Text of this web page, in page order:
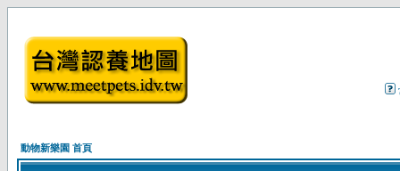
動物新樂園 首頁